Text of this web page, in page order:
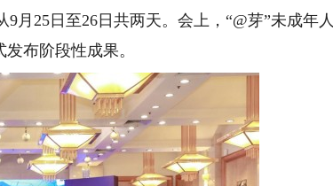
月25日至26日共两天。会上，“@芽”未成年人
布阶段性成果。